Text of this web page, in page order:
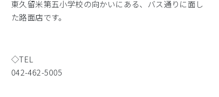
東久留米第五小学校の向かいにある、バス通りに面し
た路面店です。
◇TEL
042-462-5005